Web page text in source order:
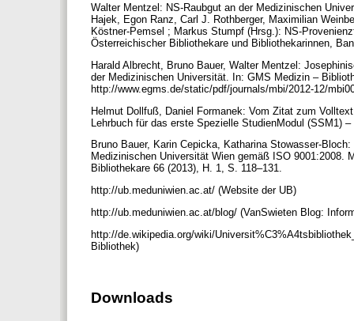
Walter Mentzel: NS-Raubgut an der Medizinischen
Hajek, Egon Ranz, Carl J. Rothberger, Maximilian
Köstner-Pemsel ; Markus Stumpf (Hrsg.): NS-
Österreichischer Bibliothekare und Bibliothekarinnen,
Harald Albrecht, Bruno Bauer, Walter Mentzel:
der Medizinischen Universität. In: GMS Medizin –
http://www.egms.de/static/pdf/journals/mbi/2012-12/
Helmut Dollfuß, Daniel Formanek: Vom Zitat zum
Lehrbuch für das erste Spezielle StudienModul (SSM1)
Bruno Bauer, Karin Cepicka, Katharina Stowasser-
Medizinischen Universität Wien gemäß ISO 9001:2008.
Bibliothekare 66 (2013), H. 1, S. 118–131.
http://ub.meduniwien.ac.at/ (Website der UB)
http://ub.meduniwien.ac.at/blog/ (VanSwieten Blog:
http://de.wikipedia.org/wiki/
Bibliothek)
Downloads